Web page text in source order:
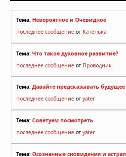
Тема: Невероятное и Очевидное
последнее сообщение от Катенька
Тема: Что такое духовное развитие?
последнее сообщение от Проводник
Тема: Давайте предсказывать будущее
последнее сообщение от yater
Тема: Советуем посмотреть
последнее сообщение от yater
Тема: Осознанные сновидения и астрал